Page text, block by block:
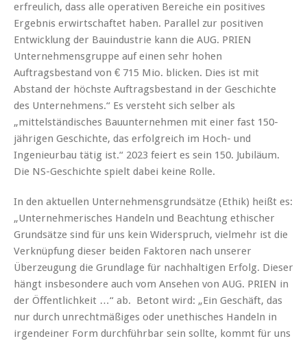
erfreulich, dass alle operativen Bereiche ein positives
Ergebnis erwirtschaftet haben. Parallel zur positiven
Entwicklung der Bauindustrie kann die AUG. PRIEN
Unternehmensgruppe auf einen sehr hohen
Auftragsbestand von € 715 Mio. blicken. Dies ist mit
Abstand der höchste Auftragsbestand in der Geschichte
des Unternehmens.“ Es versteht sich selber als
„mittelständisches Bauunternehmen mit einer fast 150-
jährigen Geschichte, das erfolgreich im Hoch- und
Ingenieurbau tätig ist.“ 2023 feiert es sein 150. Jubiläum.
Die NS-Geschichte spielt dabei keine Rolle.
In den aktuellen Unternehmensgrundsätze (Ethik) heißt es:
„Unternehmerisches Handeln und Beachtung ethischer
Grundsätze sind für uns kein Widerspruch, vielmehr ist die
Verknüpfung dieser beiden Faktoren nach unserer
Überzeugung die Grundlage für nachhaltigen Erfolg. Dieser
hängt insbesondere auch vom Ansehen von AUG. PRIEN in
der Öffentlichkeit …“ ab. Betont wird: „Ein Geschäft, das
nur durch unrechtmäßiges oder unethisches Handeln in
irgendeiner Form durchführbar sein sollte, kommt für uns